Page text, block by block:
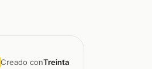
Creado conTreinta